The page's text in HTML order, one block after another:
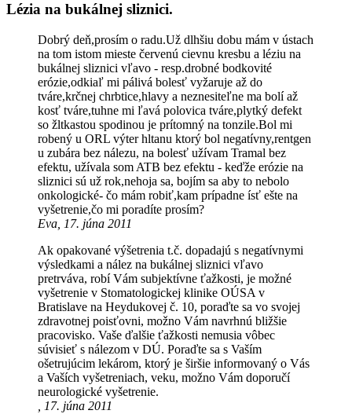
Lézia na bukálnej sliznici.
Dobrý deň,prosím o radu.Už dlhšiu dobu mám v ústach
na tom istom mieste červenú cievnu kresbu a léziu na
bukálnej sliznici vľavo - resp.drobné bodkovité
erózie,odkiaľ mi pálivá bolesť vyžaruje až do
tváre,krčnej chrbtice,hlavy a neznesiteľne ma bolí až
kosť tváre,tuhne mi ľavá polovica tváre,plytký defekt
so žltkastou spodinou je prítomný na tonzile.Bol mi
robený u ORL výter hltanu ktorý bol negatívny,rentgen
u zubára bez nálezu, na bolesť užívam Tramal bez
efektu, užívala som ATB bez efektu - keďže erózie na
sliznici sú už rok,nehoja sa, bojím sa aby to nebolo
onkologické- čo mám robiť,kam prípadne ísť ešte na
vyšetrenie,čo mi poradíte prosím?
Eva, 17. júna 2011
Ak opakované výšetrenia t.č. dopadajú s negatívnymi
výsledkami a nález na bukálnej sliznici vľavo
pretrváva, robí Vám subjektívne ťažkosti, je možné
vyšetrenie v Stomatologickej klinike OÚSA v
Bratislave na Heydukovej č. 10, poraďte sa vo svojej
zdravotnej poisťovni, možno Vám navrhnú bližšie
pracovisko. Vaše ďalšie ťažkosti nemusia vôbec
súvisieť s nálezom v DÚ. Poraďte sa s Vaším
ošetrujúcim lekárom, ktorý je širšie informovaný o Vás
a Vaších vyšetreniach, veku, možno Vám doporučí
neurologické vyšetrenie.
, 17. júna 2011